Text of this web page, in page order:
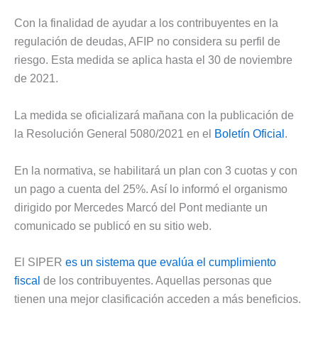
Con la finalidad de ayudar a los contribuyentes en la
regulación de deudas, AFIP no considera su perfil de
riesgo. Esta medida se aplica hasta el 30 de noviembre
de 2021.
La medida se oficializará mañana con la publicación de
la Resolución General 5080/2021 en el
Boletín Oficial .
En la normativa, se habilitará un plan con 3 cuotas y con
un pago a cuenta del 25%. Así lo informó el organismo
dirigido por Mercedes Marcó del Pont mediante un
comunicado se publicó en su sitio web.
El SIPER es un sistema que evalúa el cumplimiento
fiscal de los contribuyentes. Aquellas personas que
tienen una mejor clasificación acceden a más beneficios.